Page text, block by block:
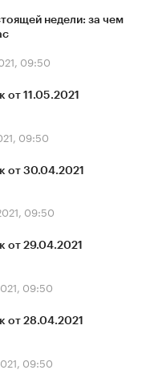
недели: за чем
09:50
от 11.05.2021
09:50
от 30.04.2021
09:50
от 29.04.2021
09:50
от 28.04.2021
09:50